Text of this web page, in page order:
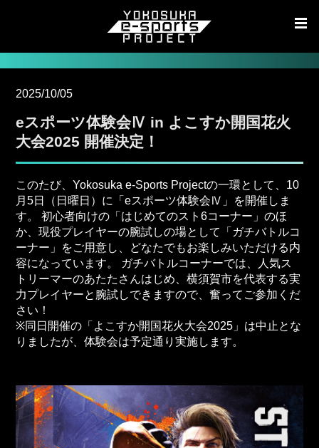
2025/10/05
eスポーツ体験会Ⅳ in よこすか開国花火
大会2025 開催決定！
このたび、Yokosuka e-Sports Projectの一環として、10
月5日（日曜日）に「eスポーツ体験会Ⅳ」を開催しま
す。 初心者向けの「はじめてのスト6コーナー」のほ
か、現役プレイヤーの腕試しの場として「ガチバトルコ
ーナー」をご用意し、どなたでもお楽しみいただける内
容になっています。 ガチバトルコーナーでは、人気ス
トリーマーのあたたさんはじめ、横須賀市を代表する実
力プレイヤーと腕試しできますので、奮ってご参加くだ
さい！
※同日開催の「よこすか開国花火大会2025」は中止とな
りましたが、体験会は予定通り実施します。